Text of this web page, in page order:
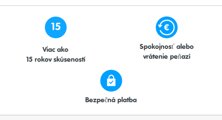
15
Viac ako
15 rokov skúseností
Bezpečná platba
Spokojnosť alebo
vrátenie peňazí